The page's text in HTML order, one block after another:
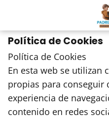
Política de Cookies
Política de Cookies
En esta web se utilizan
propias para conseguir
experiencia de
contenido en redes